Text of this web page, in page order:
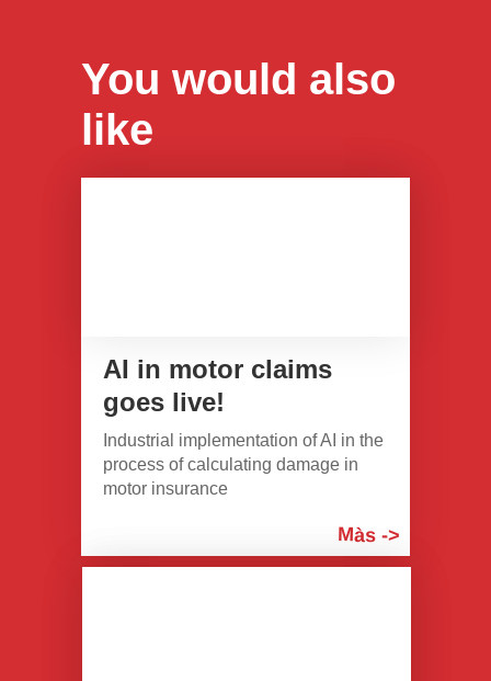
AI in motor claims
goes live!
Industrial implementation of AI in the
process of calculating damage in
motor insurance
Màs ->
You would also
like